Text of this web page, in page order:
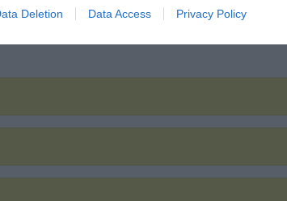
Deletion Data Access Privacy Policy